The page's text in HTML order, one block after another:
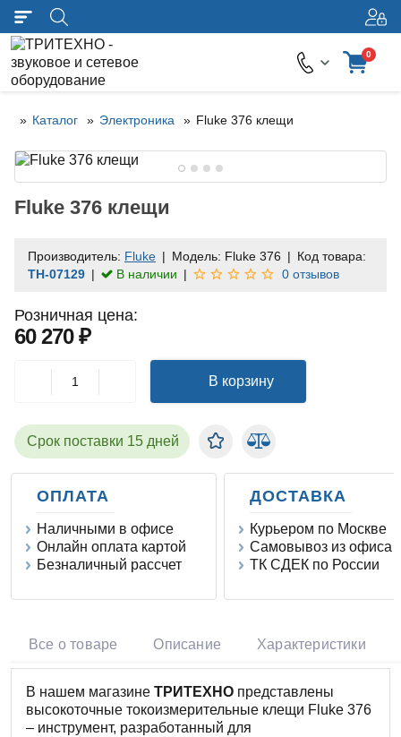
0
Каталог Электроника Fluke 376 клещи
Fluke 376 клещи
Производитель: Fluke Модель: Fluke 376
Код товара:
TH-07129
В наличии 0 отзывов
Розничная цена:
60 270 ₽
В корзину
Срок поставки 15 дней
ОПЛАТА
Наличными в офисе
Онлайн оплата картой
Безналичный рассчет
ДОСТАВКА
Курьером по Москве
Самовывоз из офиса
ТК СДЕК по России
Все о товаре Описание Характеристики
В нашем магазине ТРИТЕХНО представлены
высокоточные токоизмерительные клещи Fluke 376
– инструмент, разработанный для